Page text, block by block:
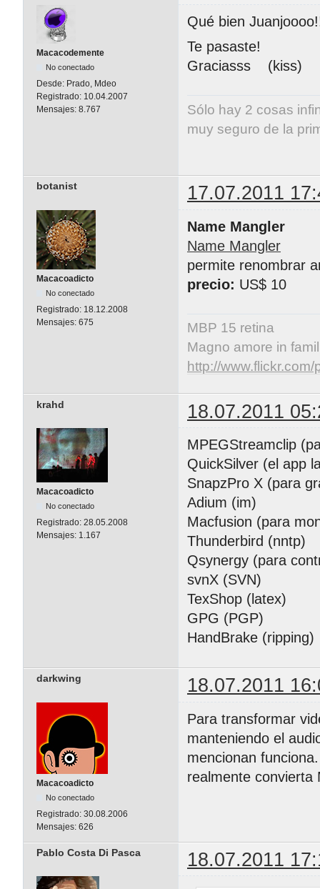
Macacodemente
No conectado
Desde: Prado, Mdeo
Registrado: 10.04.2007
Mensajes: 8.767
Qué bien
Te pasaste!
Graciasss (kiss)
Sólo hay 2 cosas
muy seguro de la
botanist 17.07.2011
Macacoadicto
No conectado
Registrado: 18.12.2008
Mensajes: 675
Name Mangler
Name Mangler
permite renombrar
precio: US$ 10
MBP 15 retina
Magno amore in
http://
krahd 18.07.2011
Macacoadicto
No conectado
Registrado: 28.05.2008
Mensajes: 1.167
MPEGStreamclip
QuickSilver (el app
SnapzPro X (para
Adium (im)
Macfusion (para
Thunderbird (nntp)
Qsynergy (para
svnX (SVN)
TexShop (latex)
GPG (PGP)
HandBrake (ripping)
darkwing 18.07.2011
Macacoadicto
No conectado
Registrado: 30.08.2006
Mensajes: 626
Para transformar
manteniendo el
mencionan
realmente convierta
Pablo Costa Di Pasca 18.07.2011